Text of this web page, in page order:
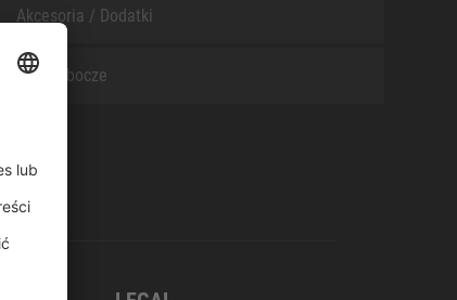
Akcesoria / Dodatki
Buty robocze